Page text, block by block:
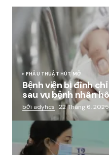
PHẪU THUẬT HÚT MỠ
Bệnh viện bị đình
sau vụ bệnh nhân
bởi adyhcs 22 Tháng 6, 2025